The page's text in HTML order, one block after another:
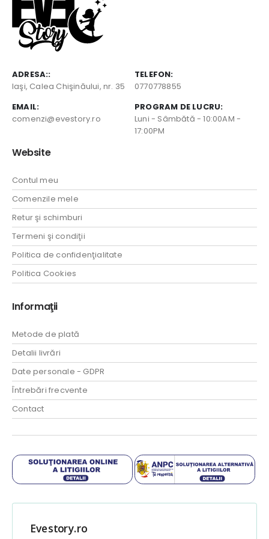
ADRESA::
Iaşi, Calea Chişinăului, nr. 35
TELEFON:
0770778855
EMAIL:
comenzi@evestory.ro
PROGRAM DE LUCRU:
Luni - Sâmbătă - 10:00AM -
17:00PM
Website
Contul meu
Comenzile mele
Retur şi schimburi
Termeni şi condiţii
Politica de confidenţialitate
Politica Cookies
Informaţii
Metode de plată
Detalii livrări
Date personale - GDPR
Întrebări frecvente
Contact
Evestory.ro